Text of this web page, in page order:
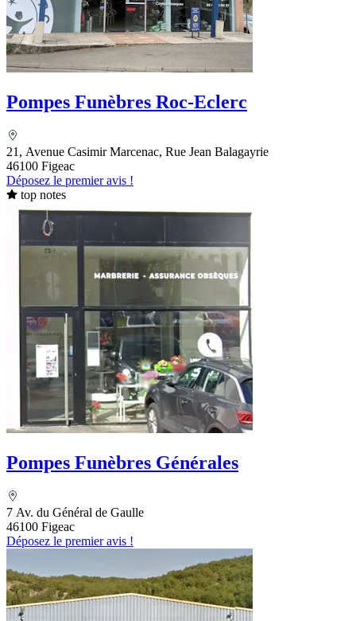
Pompes Funèbres Roc-Eclerc
21, Avenue Casimir Marcenac, Rue Jean Balagayrie
46100 Figeac
Déposez le premier avis !
top notes
Pompes Funèbres Générales
7 Av. du Général de Gaulle
46100 Figeac
Déposez le premier avis !